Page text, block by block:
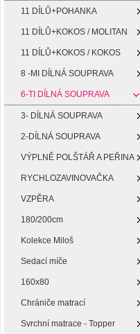
11 DÍLŮ+POHANKA
11 DÍLŮ+KOKOS / MOLITAN
11 DÍLŮ+KOKOS / KOKOS
8 -MI DÍLNÁ SOUPRAVA
6-TI DÍLNÁ SOUPRAVA
3- DÍLNÁ SOUPRAVA
2-DÍLNÁ SOUPRAVA
VÝPLNĚ POLŠTÁŘ A PEŘINA
RYCHLOZAVINOVAČKA
VZPĚRA
180/200cm
Kolekce Miloš
Sedací míče
160x80
Chrániče matrací
Svrchní matrace - Topper